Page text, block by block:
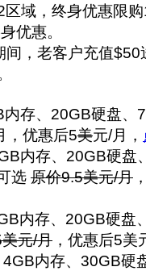
域，终身优惠限
优惠。
，老客户充值
存、20GB硬盘、
，优惠后5美元/月，
内存、20GB硬盘
选 原价9.5美元/月
内存、20GB硬盘
元/月 ，优惠后5美
内存、30GB硬